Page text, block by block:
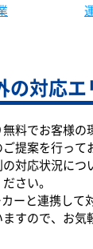
の対応エ
料でお客様の
提案を行って
対応状況につ
さい。
ーと連携して
すので、お気